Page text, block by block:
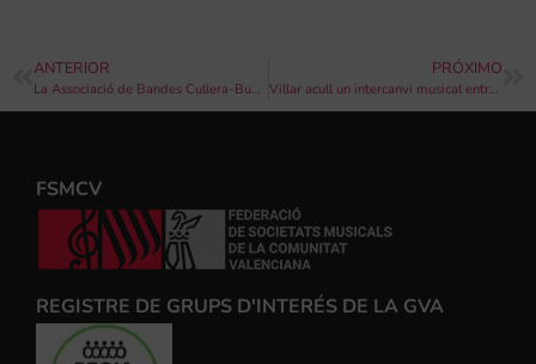
ANTERIOR
La Associació de Bandes Cullera-Bunyol-Llíria enceta el cicle “A Tres Bandes”
PRÓXIMO
Villar acull un intercanvi musical entre las bandes juvenils de Villar del Arzobispo i Vilamarxant
FSMCV
REGISTRE DE GRUPS D'INTERÉS DE LA GVA